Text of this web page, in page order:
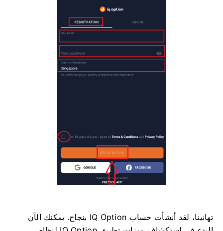
تهانينا، لقد أنشأت حساب IQ Option بنجاح. يمكنك الآن